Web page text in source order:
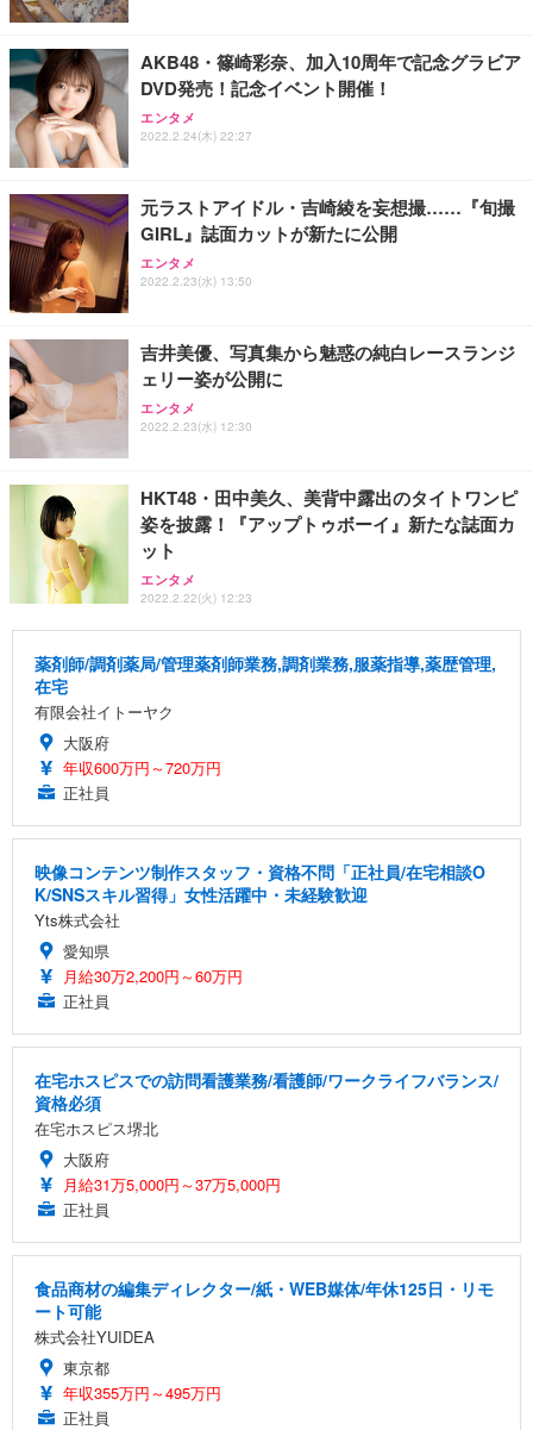
AKB48・篠崎彩奈、加入10周年で記念グラビア
DVD発売！記念イベント開催！
エンタメ
2022.2.24(木) 22:27
元ラストアイドル・吉崎綾を妄想撮……『旬撮
GIRL』誌面カットが新たに公開
エンタメ
2022.2.23(水) 13:50
吉井美優、写真集から魅惑の純白レースランジ
ェリー姿が公開に
エンタメ
2022.2.23(水) 12:30
HKT48・田中美久、美背中露出のタイトワンピ
姿を披露！『アップトゥボーイ』新たな誌面カ
ット
エンタメ
2022.2.22(火) 12:23
薬剤師/調剤薬局/管理薬剤師業務,調剤業務,服薬指導,薬歴管理,
在宅
有限会社イトーヤク
大阪府
年収600万円～720万円
正社員
映像コンテンツ制作スタッフ・資格不問「正社員/在宅相談O
K/SNSスキル習得」女性活躍中・未経験歓迎
Yts株式会社
愛知県
月給30万2,200円～60万円
正社員
在宅ホスピスでの訪問看護業務/看護師/ワークライフバランス/
資格必須
在宅ホスピス堺北
大阪府
月給31万5,000円～37万5,000円
正社員
食品商材の編集ディレクター/紙・WEB媒体/年休125日・リモ
ート可能
株式会社YUIDEA
東京都
年収355万円～495万円
正社員